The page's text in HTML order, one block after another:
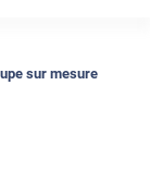
sur mesure